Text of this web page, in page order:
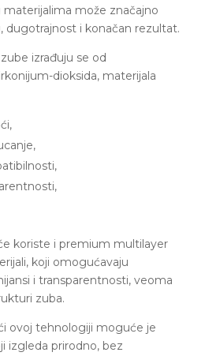
može značajno
dugotrajnost i konačan rezultat.
izrađuju se od
dioksida, materijala
koriste i premium multilayer
koji omogućavaju
i transparentnosti, veoma
zuba.
ovoj tehnologiji moguće je
izgleda prirodno, bez